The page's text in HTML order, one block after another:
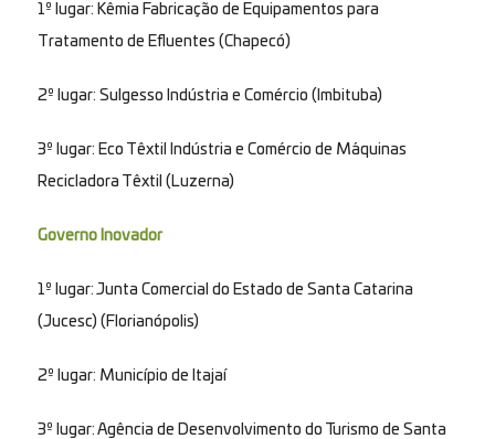
1º lugar: Kêmia Fabricação de Equipamentos para
Tratamento de Efluentes (Chapecó)
2º lugar: Sulgesso Indústria e Comércio (Imbituba)
3º lugar: Eco Têxtil Indústria e Comércio de Máquinas
Recicladora Têxtil (Luzerna)
Governo Inovador
1º lugar: Junta Comercial do Estado de Santa Catarina
(Jucesc) (Florianópolis)
2º lugar: Município de Itajaí
3º lugar: Agência de Desenvolvimento do Turismo de Santa